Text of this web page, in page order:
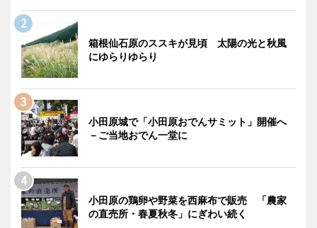
箱根仙石原のススキが見頃 太陽の光と秋風
にゆらりゆらり
小田原城で「小田原おでんサミット」開催へ
－ご当地おでん一堂に
小田原の鶏卵や野菜を西麻布で販売 「農家
の直売所・春夏秋冬」にぎわい続く